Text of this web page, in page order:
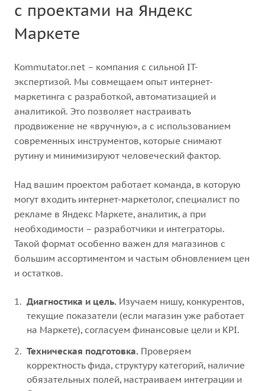
с проектами на Яндекс
Маркете
Kommutator.net – компания с сильной IT-
экспертизой. Мы совмещаем опыт интернет-
маркетинга с разработкой, автоматизацией и
аналитикой. Это позволяет настраивать
продвижение не «вручную», а с использованием
современных инструментов, которые снимают
рутину и минимизируют человеческий фактор.
Над вашим проектом работает команда, в которую
могут входить интернет-маркетолог, специалист по
рекламе в Яндекс Маркете, аналитик, а при
необходимости – разработчики и интеграторы.
Такой формат особенно важен для магазинов с
большим ассортиментом и частым обновлением цен
и остатков.
Диагностика и цель. Изучаем нишу, конкурентов,
текущие показатели (если магазин уже работает
на Маркете), согласуем финансовые цели и KPI.
Техническая подготовка. Проверяем
корректность фида, структуру категорий, наличие
обязательных полей, настраиваем интеграции и